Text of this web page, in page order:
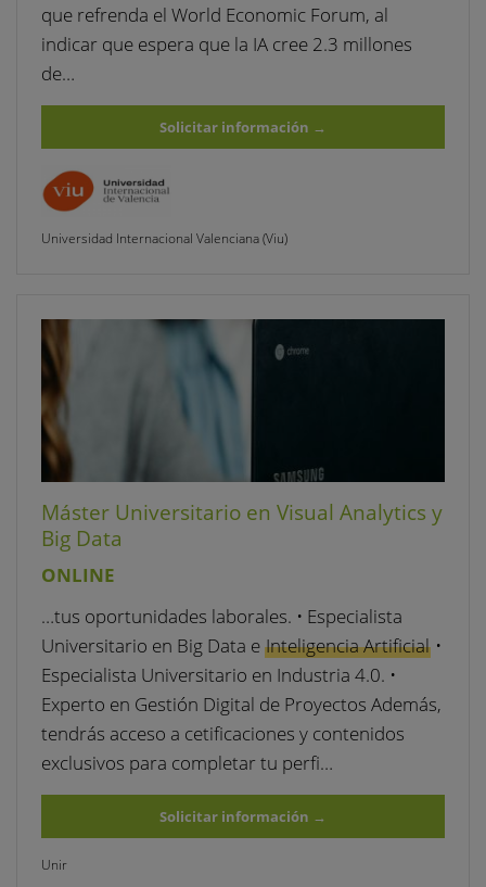
que refrenda el World Economic Forum, al
indicar que espera que la IA cree 2.3 millones
de…
Solicitar información →
Universidad Internacional Valenciana (Viu)
Máster Universitario en Visual Analytics y
Big Data
ONLINE
…tus oportunidades laborales. • Especialista
Universitario en Big Data e Inteligencia Artificial•
Especialista Universitario en Industria 4.0. •
Experto en Gestión Digital de Proyectos Además,
tendrás acceso a cetificaciones y contenidos
exclusivos para completar tu perfi…
Solicitar información →
Unir